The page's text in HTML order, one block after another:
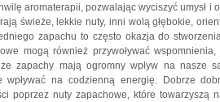
aromaterapii, pozwalając wyciszyć umysł i
świeże, lekkie nuty, inni wolą głębokie,
zapachu to często okazja do
mogą również przywoływać
zapachy mają ogromny wpływ na nasze
wpływać na codzienną energię. Dobrze
poprzez nuty zapachowe, które towarzyszą